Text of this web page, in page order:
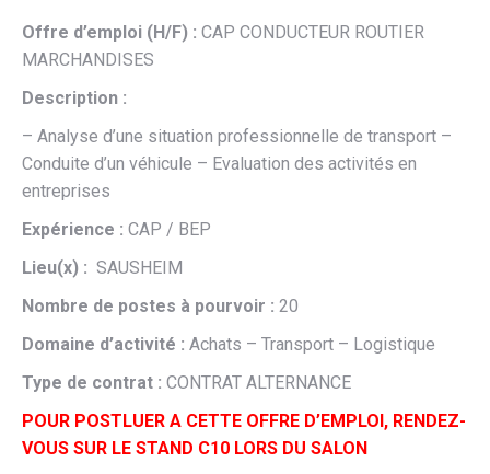
Offre d’emploi (H/F) : CAP CONDUCTEUR ROUTIER
MARCHANDISES
Description :
– Analyse d’une situation professionnelle de transport –
Conduite d’un véhicule – Evaluation des activités en
entreprises
Expérience : CAP / BEP
Lieu(x) : SAUSHEIM
Nombre de postes à pourvoir : 20
Domaine d’activité : Achats – Transport – Logistique
Type de contrat : CONTRAT ALTERNANCE
POUR POSTLUER A CETTE OFFRE D’EMPLOI, RENDEZ-
VOUS SUR LE STAND C10 LORS DU SALON